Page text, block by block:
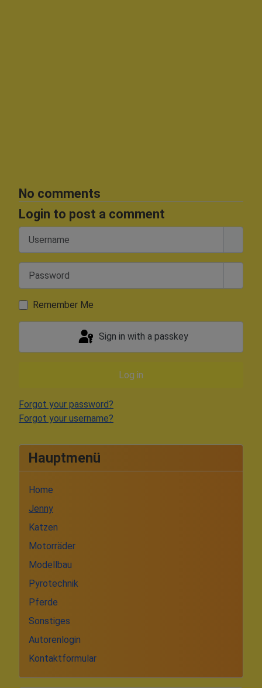
No comments
Login to post a comment
Remember Me
Sign in with a passkey
Log in
Forgot your password?
Forgot your username?
Hauptmenü
Home
Jenny
Katzen
Motorräder
Modellbau
Pyrotechnik
Pferde
Sonstiges
Autorenlogin
Kontaktformular